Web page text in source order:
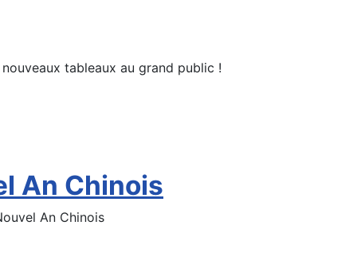
tableaux au grand public !
An Chinois
An Chinois